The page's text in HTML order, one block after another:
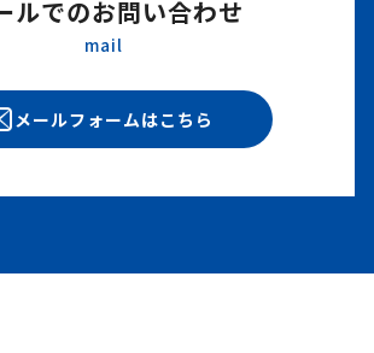
ルでのお問い合わせ
mail
メールフォームはこちら